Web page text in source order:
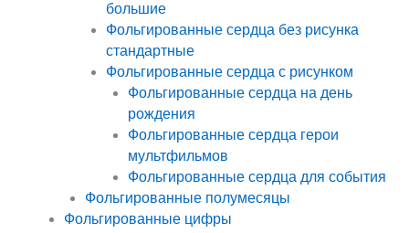
большие
Фольгированные сердца без рисунка
стандартные
Фольгированные сердца с рисунком
Фольгированные сердца на день
рождения
Фольгированные сердца герои
мультфильмов
Фольгированные сердца для события
Фольгированные полумесяцы
Фольгированные цифры